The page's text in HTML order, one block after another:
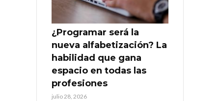
¿Programar será la
nueva alfabetización? La
habilidad que gana
espacio en todas las
profesiones
julio 28, 2026